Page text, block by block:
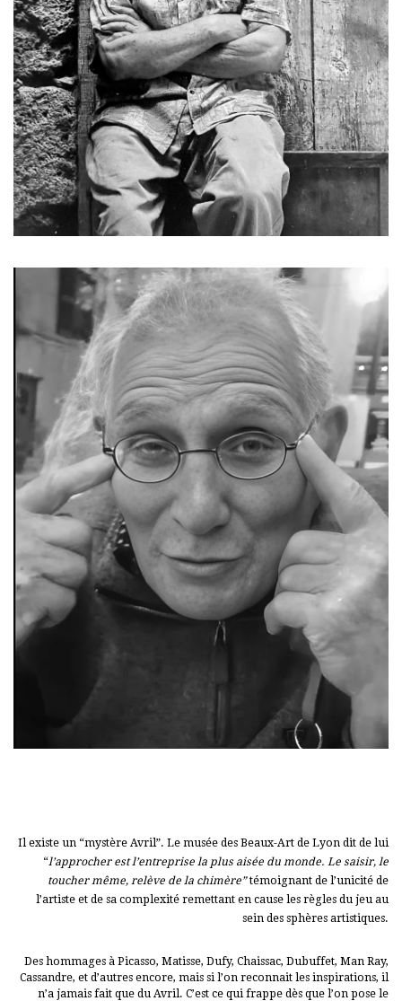
Il existe un “mystère Avril”. Le musée des Beaux-Art de Lyon dit de lui
“l’approcher est l’entreprise la plus aisée du monde. Le saisir, le
toucher même, relève de la chimère”témoignant de l’unicité de
l’artiste et de sa complexité remettant en cause les règles du jeu au
sein des sphères artistiques.
Des hommages à Picasso, Matisse, Dufy, Chaissac, Dubuffet, Man Ray,
Cassandre, et d’autres encore, mais si l’on reconnait les inspirations, il
n’a jamais fait que du Avril. C’est ce qui frappe dès que l’on pose le